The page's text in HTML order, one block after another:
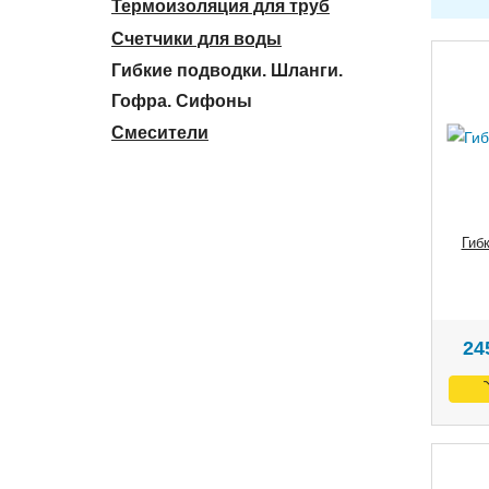
Термоизоляция для труб
Счетчики для воды
Гибкие подводки. Шланги.
Гофра. Сифоны
Смесители